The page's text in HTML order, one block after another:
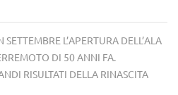
L’APERTURA DELL’ALA
DI 50 ANNI FA.
RISULTATI DELLA RINASCITA